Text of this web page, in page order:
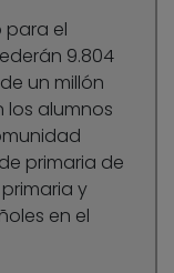
para el
9.804
un millón
los alumnos
primaria de
y
en el